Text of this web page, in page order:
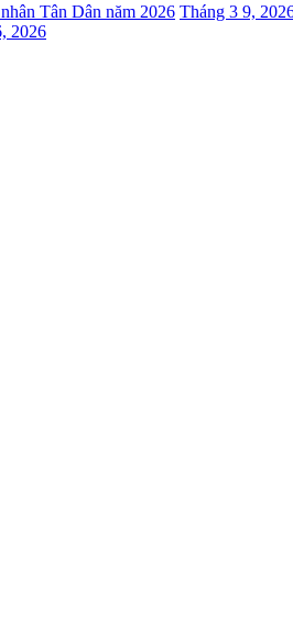
Tân Dân năm 2026 Tháng 3 9,
2026